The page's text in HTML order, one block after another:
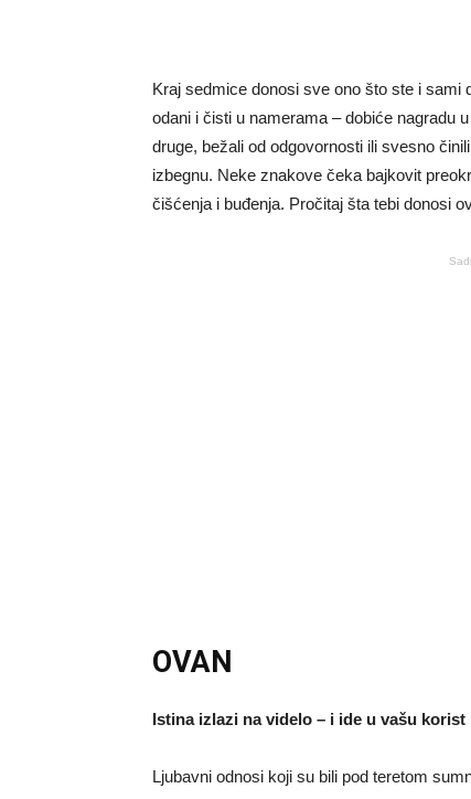
Kraj sedmice donosi sve ono što ste i sami
odani i čisti u namerama – dobiće nagradu
druge, bežali od odgovornosti ili svesno
izbegnu. Neke znakove čeka bajkovit
čišćenja i buđenja. Pročitaj šta tebi donosi
OVAN
Istina izlazi na videlo – i ide u vašu korist
Ljubavni odnosi koji su bili pod teretom